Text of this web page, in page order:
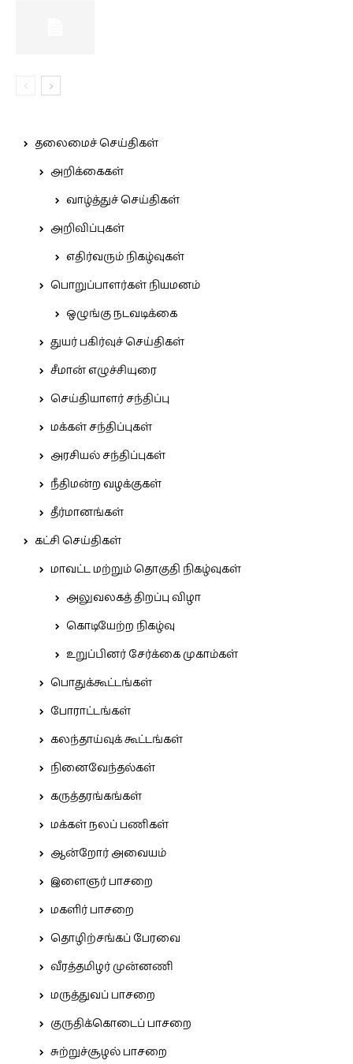
தலைமைச் செய்திகள்
அறிக்கைகள்
வாழ்த்துச் செய்திகள்
அறிவிப்புகள்
எதிர்வரும் நிகழ்வுகள்
பொறுப்பாளர்கள் நியமனம்
ஒழுங்கு நடவடிக்கை
துயர் பகிர்வுச் செய்திகள்
சீமான் எழுச்சியுரை
செய்தியாளர் சந்திப்பு
மக்கள் சந்திப்புகள்
அரசியல் சந்திப்புகள்
நீதிமன்ற வழக்குகள்
தீர்மானங்கள்
கட்சி செய்திகள்
மாவட்ட மற்றும் தொகுதி நிகழ்வுகள்
அலுவலகத் திறப்பு விழா
கொடியேற்ற நிகழ்வு
உறுப்பினர் சேர்க்கை முகாம்கள்
பொதுக்கூட்டங்கள்
போராட்டங்கள்
கலந்தாய்வுக் கூட்டங்கள்
நினைவேந்தல்கள்
கருத்தரங்கங்கள்
மக்கள் நலப் பணிகள்
ஆன்றோர் அவையம்
இளைஞர் பாசறை
மகளிர் பாசறை
தொழிற்சங்கப் பேரவை
வீரத்தமிழர் முன்னணி
மருத்துவப் பாசறை
குருதிக்கொடைப் பாசறை
சுற்றுச்சூழல் பாசறை